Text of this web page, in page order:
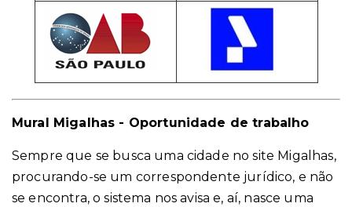
Mural Migalhas - Oportunidade de trabalho
Sempre que se busca uma cidade no site Migalhas,
procurando-se um correspondente jurídico, e não
se encontra, o sistema nos avisa e, aí, nasce uma